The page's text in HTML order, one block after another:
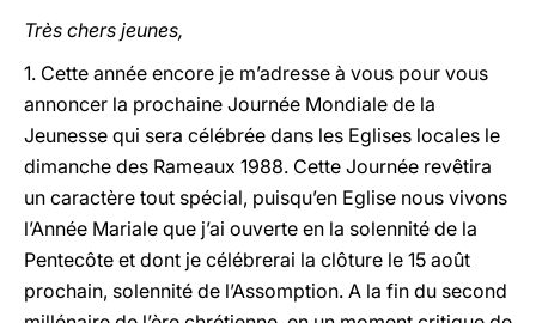
Très chers jeunes,
1. Cette année encore je m’adresse à vous pour vous
annoncer la prochaine Journée Mondiale de la
Jeunesse qui sera célébrée dans les Eglises locales le
dimanche des Rameaux 1988. Cette Journée revêtira
un caractère tout spécial, puisqu’en Eglise nous vivons
l’Année Mariale que j’ai ouverte en la solennité de la
Pentecôte et dont je célébrerai la clôture le 15 août
prochain, solennité de l’Assomption. A la fin du second